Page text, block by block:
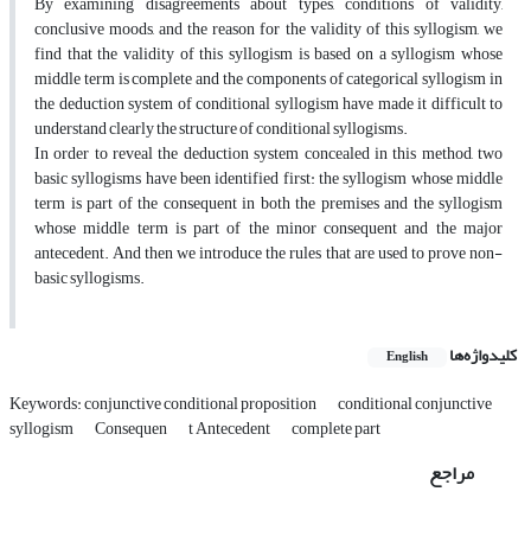
conclusive moods, and the reason for the validity of this syllogism, we
find that the validity of this syllogism is based on a syllogism whose
middle term is complete and the components of categorical syllogism in
the deduction system of conditional syllogism have made it difficult to
understand clearly the structure of conditional syllogisms.
In order to reveal the deduction system concealed in this method, two
basic syllogisms have been identified first: the syllogism whose middle
term is part of the consequent in both the premises and the syllogism
whose middle term is part of the minor consequent and the major
antecedent. And then we introduce the rules that are used to prove non-
basic syllogisms.
کلیدواژه‌ها English
Keywords: conjunctive conditional proposition conditional conjunctive
syllogism Consequen t Antecedent complete part
مراجع